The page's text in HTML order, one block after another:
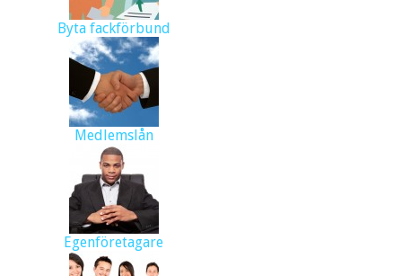
Byta fackförbund
Medlemslån
Egenföretagare